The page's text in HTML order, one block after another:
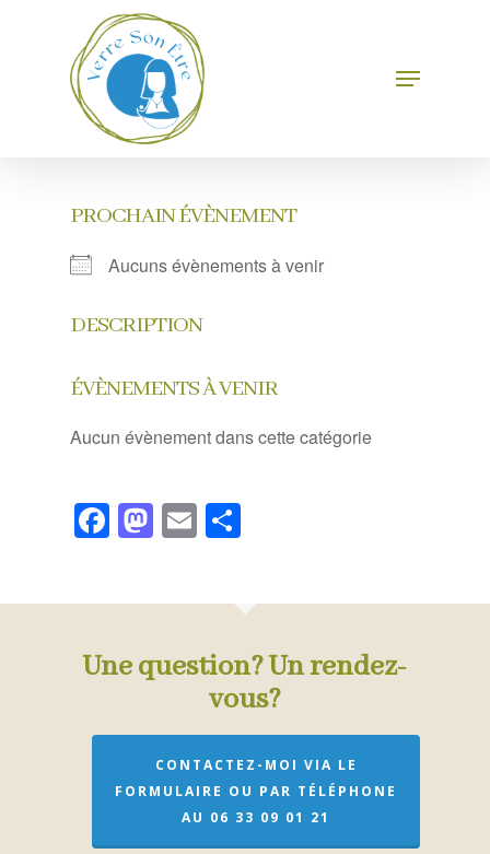
Menu
PROCHAIN ÉVÈNEMENT
Aucuns évènements à venir
DESCRIPTION
ÉVÈNEMENTS À VENIR
Aucun évènement dans cette catégorie
Facebook
Mastodon
Email
Une question? Un rendez-
vous?
CONTACTEZ-MOI VIA LE
FORMULAIRE OU PAR TÉLÉPHONE
AU 06 33 09 01 21